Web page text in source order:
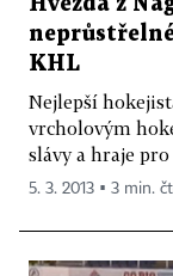
Hvězda z
KHL
Nejlepší
vrcholovým
slávy a hraje
5. 3. 2013 ▪ 3 min.